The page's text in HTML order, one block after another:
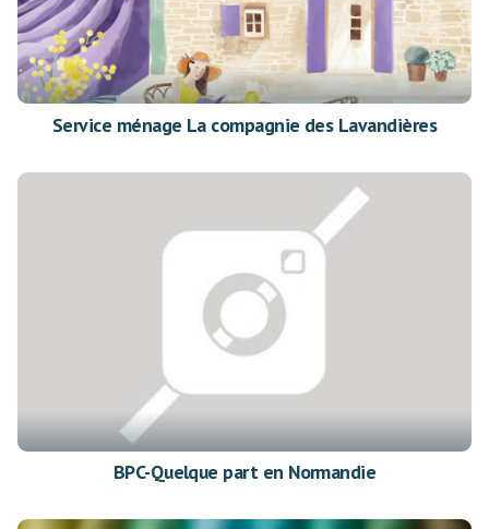
Service ménage La compagnie des Lavandières
BPC-Quelque part en Normandie